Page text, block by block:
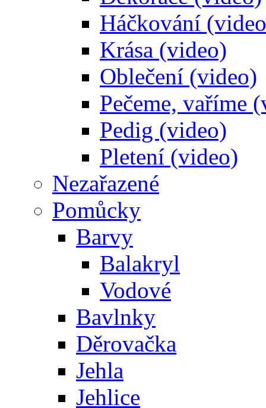
Háčkování
Krása (video)
Oblečení (video)
Pečeme, vaříme
Pedig (video)
Pletení (video)
Nezařazené
Pomůcky
Barvy
Balakryl
Vodové
Bavlnky
Děrovačka
Jehla
Jehlice